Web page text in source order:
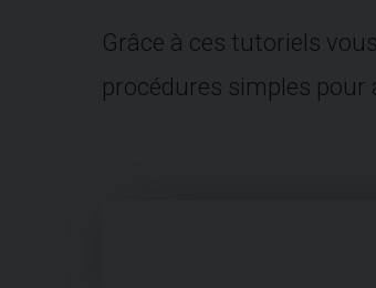
Grâce à ces tutoriels
procédures simples